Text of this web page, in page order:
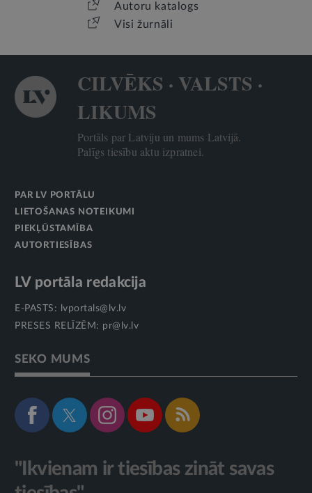
Autoru katalogs
Visi žurnāli
CILVĒKS · VALSTS ·
LIKUMS
Portāls par Latviju un mums Latvijā.
Palīgs tiesību aktu izpratnei.
PAR LV PORTĀLU
LIETOŠANAS NOTEIKUMI
PIEKĻŪSTAMĪBA
AUTORTIESĪBAS
LV portāla redakcija
E-PASTS:
lvportals@lv.lv
PRESES RELĪZĒM: pr@lv.lv
SEKO MUMS
"Ikvienam ir tiesības zināt savas